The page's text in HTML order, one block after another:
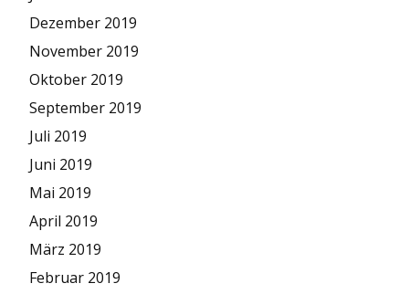
Dezember 2019
November 2019
Oktober 2019
September 2019
Juli 2019
Juni 2019
Mai 2019
April 2019
März 2019
Februar 2019